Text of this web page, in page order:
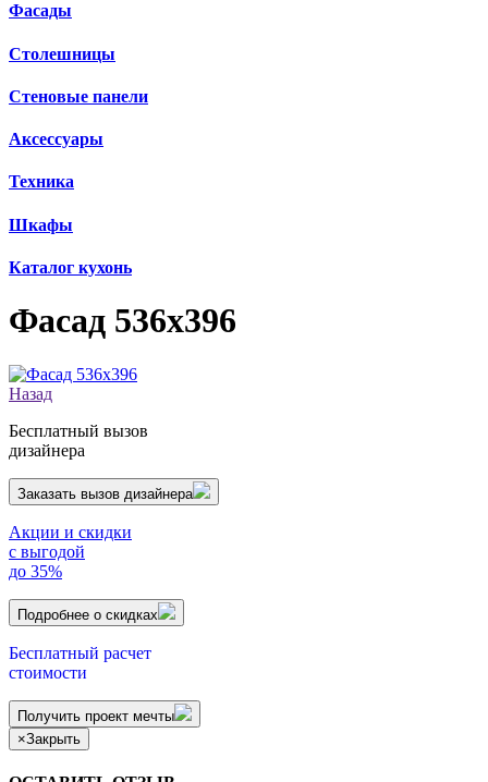
Фасады
Столешницы
Стеновые панели
Аксессуары
Техника
Шкафы
Каталог кухонь
Фасад 536х396
Назад
Бесплатный вызов
дизайнера
Заказать вызов дизайнера
Акции и скидки
с выгодой
до 35%
Подробнее о скидках
Бесплатный расчет
стоимости
Получить проект мечты
×Закрыть